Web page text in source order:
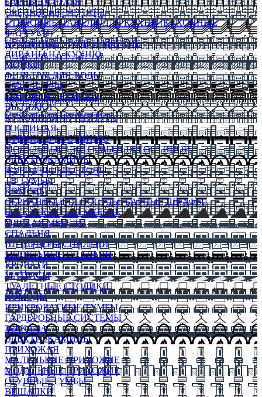
ОБЕДЕННЫЕ ГРУППЫ
СТЕНОВЫЕ ПАНЕЛИ ДЛЯ КУХНИ (КУХОННЫЕ
ФАРТУКИ)
КУХОННЫЕ УГОЛКИ МЯГКИЕ
ДИВАНЫ НА КУХНЮ
МОЙКИ
ФИЛЬТРЫ ДЛЯ ВОДЫ
СМЕСИТЕЛИ
БЫТОВАЯ ТЕХНИКА
ВЫТЯЖКИ
КУХОННАЯ ФУРНИТУРА
ГОСТИНАЯ
СТЕНКИ В ГОСТИНУЮ
МОДУЛЬНЫЕ СИСТЕМЫ ДЛЯ ГОСТИНОЙ
ЭЛЕКТРОКАМИНЫ
ЖУРНАЛЬНЫЕ СТОЛЫ
ТВ ТУМБЫ
КОМОДЫ
СЕРВАНТЫ ДЛЯ ПОСУДЫ, БАРНЫЕ ШКАФЫ
БЕСКАРКАСНАЯ МЕБЕЛЬ
МЯГКАЯ МЕБЕЛЬ
СПАЛЬНЯ
ИНТЕРЬЕРЫ СПАЛЬНИ
МОДУЛЬНЫЕ СПАЛЬНИ
КРОВАТИ
МАТРАСЫ
ТУАЛЕТНЫЕ СТОЛИКИ
КОМОДЫ
ПРИКРОВАТНЫЕ ТУМБЫ
ГАРДЕРОБНЫЕ СИСТЕМЫ
ЗЕРКАЛА
ЭЛЕКТРОКАМИНЫ
ПРИХОЖАЯ
МАЛЕНЬКИЕ ПРИХОЖИЕ
МОДУЛЬНЫЕ ПРИХОЖИЕ
ОБУВНЫЕ ТУМБЫ
ВЕШАЛКИ